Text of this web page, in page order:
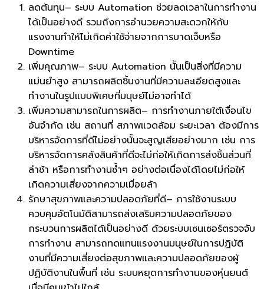
ลดต้นทุน– ระบบ Automation ช่วยลดเวลาในการทำงาน
ได้เป็นอย่างดี รวมถึงการอำนวยความสะดวกให้กับ
แรงงานทำให้ไม่เกิดค่าใช้จ่ายจากการบาดเจ็บหรือ
Downtime
เพิ่มคุณภาพ– ระบบ Automation นั้นเป็นสิ่งที่มีความ
แม่นยำสูง สามารถผลิตชิ้นงานที่มีความละเอียดสูงและ
ทำงานในรูปแบบพิเศษที่มนุษย์ไม่อาจทำได้
เพิ่มความสามารถในการผลิต– การทำงานภายใต้เงื่อนไข
อันจำกัด เช่น สถานที่ สภาพแวดล้อม ระยะเวลา ต้องมีการ
บริหารจัดการที่ดีไม่อย่างนั้นจะสูญเสียอย่างมาก เช่น การ
บริหารจัดการคลังสินค้าที่ดีจะไม่ก่อให้เกิดการส่งชิ้นส่วนที่
ล่าช้า หรือการทำงานซ้ำๆ อย่างต่อเนื่องได้โดยไม่ก่อให้
เกิดความเสี่ยงจากความเมื่อยล้า
รักษาสุขภาพและความปลอดภัยที่ดี– การใช้งานระบบ
ควบคุมอัตโนมัติสามารถส่งเสริมความปลอดภัยของ
กระบวนการผลิตได้เป็นอย่างดี ด้วยระบบเซนเซอร์ตรวจจับ
การทำงาน สามารถทดแทนแรงงานมนุษย์ในการปฏิบัติ
งานที่มีความเสี่ยงต่อสุขภาพและความปลอดภัยของผู้
ปฏิบัติงานในพื้นที่ เช่น ระบบหยุดการทำงานของหุ่นยนต์